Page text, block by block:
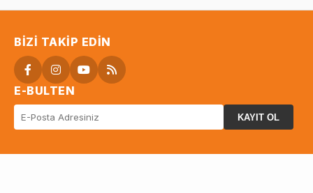
BIZI TAKIP EDIN
E-BULTEN
KAYIT OL